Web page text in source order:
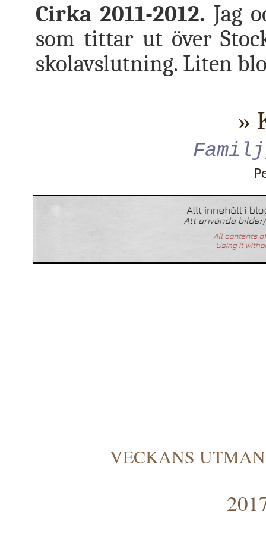
Cirka 2011-2012. Jag
som tittar ut över
skolavslutning. Liten
»
Familj
VECKANS